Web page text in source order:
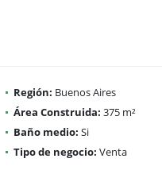
Región: Buenos Aires
Área Construida: 375 m²
Baño medio: Si
Tipo de negocio: Venta